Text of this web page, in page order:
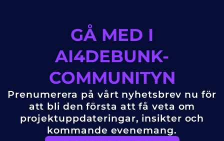
GÅ MED I
AI4DEBUNK-
COMMUNITYN
Prenumerera på vårt nyhetsbrev nu för
att bli den första att få veta om
projektuppdateringar, insikter och
kommande evenemang.